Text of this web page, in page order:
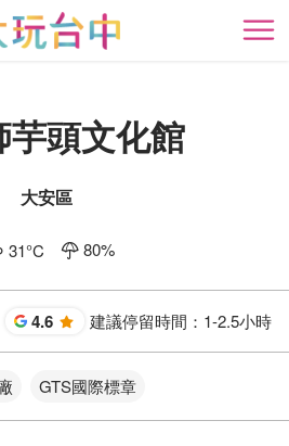
開
芋頭文化館
大安區
31°C 80%
4.6 星 建議停留時間： 1-2.5小時
GTS國際標章